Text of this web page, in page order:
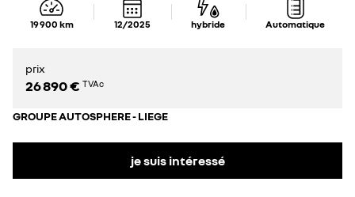
19 900 km 12/2025 hybride Automatique
prix
26 890 € TVAc
GROUPE AUTOSPHERE - LIEGE
je suis intéressé